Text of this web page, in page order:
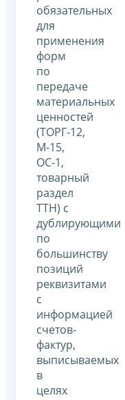
обязательных
для
применения
форм
по
передаче
материальных
ценностей
(ТОРГ-12,
М-15,
ОС-1,
товарный
раздел
ТТН) с
дублирующими
по
большинству
позиций
реквизитами
с
информацией
счетов-
фактур,
выписываемых
в
целях